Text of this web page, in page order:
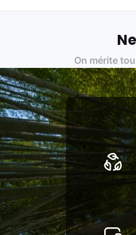
Labels environnementaux & qualité
Produits testés et vérifiés
Respect des normes RAEE,
On mérite